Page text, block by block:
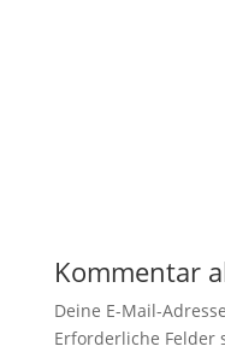
Kommentar
Deine E-Mail-
Erforderliche Felder